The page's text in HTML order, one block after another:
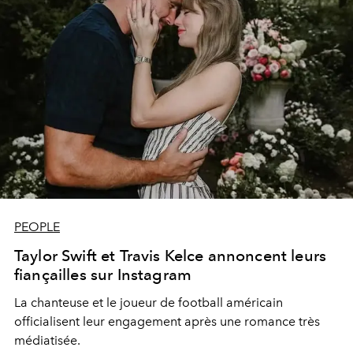
PEOPLE
Taylor Swift et Travis Kelce annoncent leurs
fiançailles sur Instagram
La chanteuse et le joueur de football américain
officialisent leur engagement après une romance très
médiatisée.